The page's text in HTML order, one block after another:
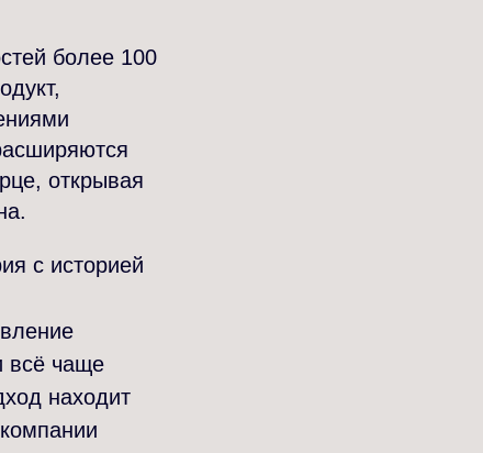
более 100
открывая
с историей
всё чаще
находит